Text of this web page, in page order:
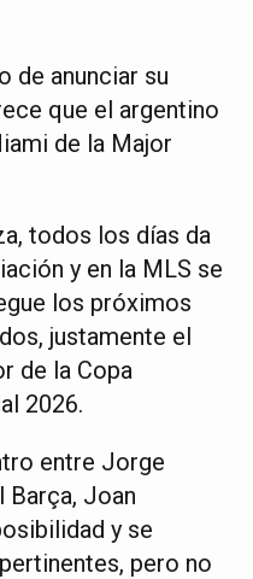
de anunciar su
que el argentino
de la Major
todos los días da
y en la MLS se
los próximos
justamente el
de la Copa
2026.
entre Jorge
Barça, Joan
y se
pero no